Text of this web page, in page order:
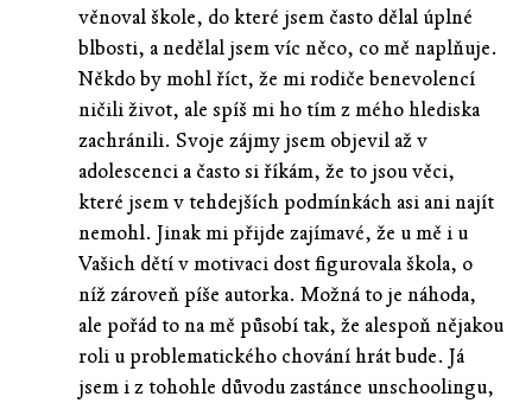
věnoval škole, do které jsem často dělal úplné
blbosti, a nedělal jsem víc něco, co mě naplňuje.
Někdo by mohl říct, že mi rodiče benevolencí
ničili život, ale spíš mi ho tím z mého hlediska
zachránili. Svoje zájmy jsem objevil až v
adolescenci a často si říkám, že to jsou věci,
které jsem v tehdejších podmínkách asi ani najít
nemohl. Jinak mi přijde zajímavé, že u mě i u
Vašich dětí v motivaci dost figurovala škola, o
níž zároveň píše autorka. Možná to je náhoda,
ale pořád to na mě působí tak, že alespoň nějakou
roli u problematického chování hrát bude. Já
jsem i z tohohle důvodu zastánce unschoolingu,